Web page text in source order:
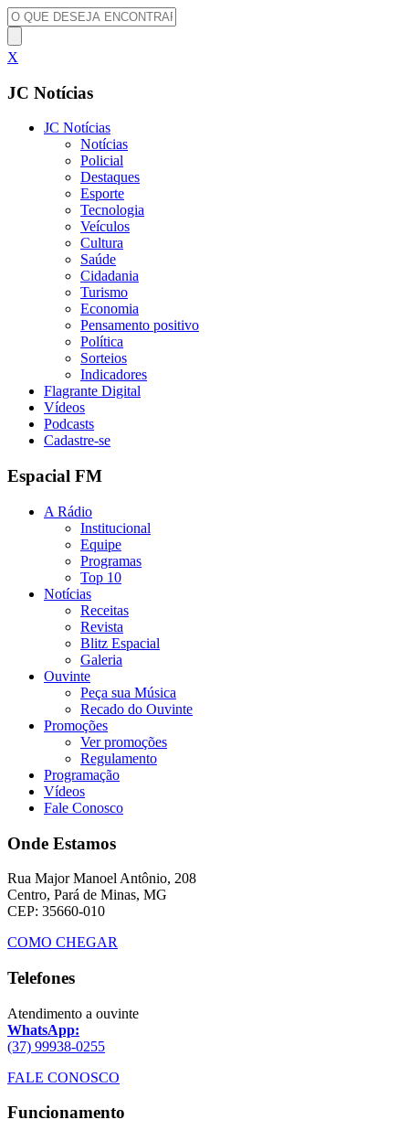
X
JC Notícias
JC Notícias
Notícias
Policial
Destaques
Esporte
Tecnologia
Veículos
Cultura
Saúde
Cidadania
Turismo
Economia
Pensamento positivo
Política
Sorteios
Indicadores
Flagrante Digital
Vídeos
Podcasts
Cadastre-se
Espacial FM
A Rádio
Institucional
Equipe
Programas
Top 10
Notícias
Receitas
Revista
Blitz Espacial
Galeria
Ouvinte
Peça sua Música
Recado do Ouvinte
Promoções
Ver promoções
Regulamento
Programação
Vídeos
Fale Conosco
Onde Estamos
Rua Major Manoel Antônio, 208
Centro, Pará de Minas, MG
CEP: 35660-010
COMO CHEGAR
Telefones
Atendimento a ouvinte
WhatsApp:
(37) 99938-0255
FALE CONOSCO
Funcionamento